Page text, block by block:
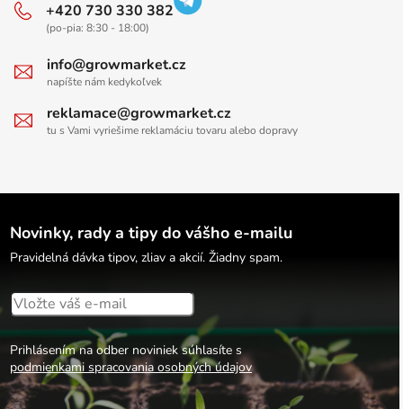
+420 730 330 382
(po-pia: 8:30 - 18:00)
info@growmarket.cz
napíšte nám kedykoľvek
reklamace@growmarket.cz
tu s Vami vyriešime reklamáciu tovaru alebo dopravy
Novinky, rady a tipy do vášho e-mailu
Pravidelná dávka tipov, zliav a akcií. Žiadny spam.
Prihlásením na odber noviniek súhlasíte s
podmienkami spracovania osobných údajov